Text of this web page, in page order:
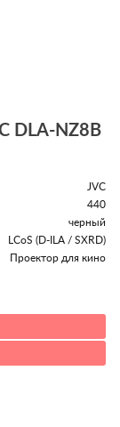
DLA-NZ8B
JVC
440
черный
LCoS (D-ILA / SXRD)
Проектор для кино